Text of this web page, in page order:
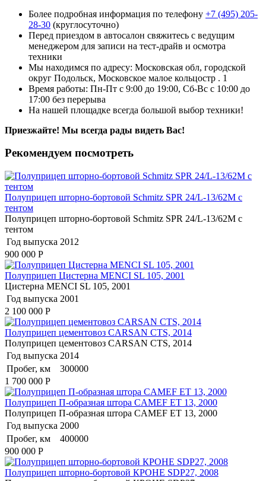
Более подробная информация по телефону +7 (495) 205-
28-30 (круглосуточно)
Перед приездом в автосалон свяжитесь с ведущим
менеджером для записи на тест-драйв и осмотра
техники
Мы находимся по адресу: Московская обл, городской
округ Подольск, Московское малое кольцостр . 1
Время работы: Пн-Пт с 9:00 до 19:00, Сб-Вс с 10:00 до
17:00 без перерыва
На нашей площадке всегда большой выбор техники!
Приезжайте! Мы всегда рады видеть Вас!
Рекомендуем посмотреть
Полуприцеп шторно-бортовой Schmitz SPR 24/L-13/62M с
тентом
Полуприцеп шторно-бортовой Schmitz SPR 24/L-13/62M с
тентом
Год выпуска 2012
900 000 Р
Полуприцеп Цистерна MENCI SL 105, 2001
Цистерна MENCI SL 105, 2001
Год выпуска 2001
2 100 000 Р
Полуприцеп цементовоз СARSАN CТS, 2014
Полуприцеп цементовоз СARSАN CТS, 2014
Год выпуска 2014
Пробег, км
300000
1 700 000 Р
Полуприцеп П-образная штора CAMEF ET 13, 2000
Полуприцеп П-образная штора CAMEF ET 13, 2000
Год выпуска 2000
Пробег, км
400000
900 000 Р
Полуприцеп шторно-бортовой КРОНЕ SDP27, 2008